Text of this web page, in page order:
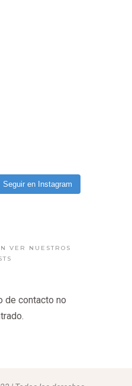
Seguir en Instagram
VER NUESTROS
de contacto no